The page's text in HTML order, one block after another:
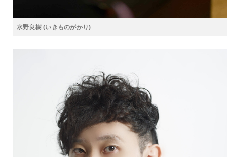
水野良樹 (いきものがかり)